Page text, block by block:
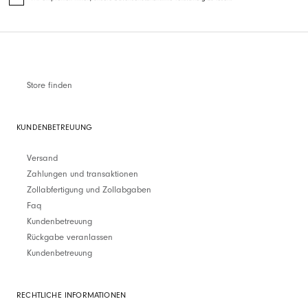
Store finden
KUNDENBETREUUNG
Versand
Zahlungen und transaktionen
Zollabfertigung und Zollabgaben
Faq
Kundenbetreuung
Rückgabe veranlassen
Kundenbetreuung
RECHTLICHE INFORMATIONEN